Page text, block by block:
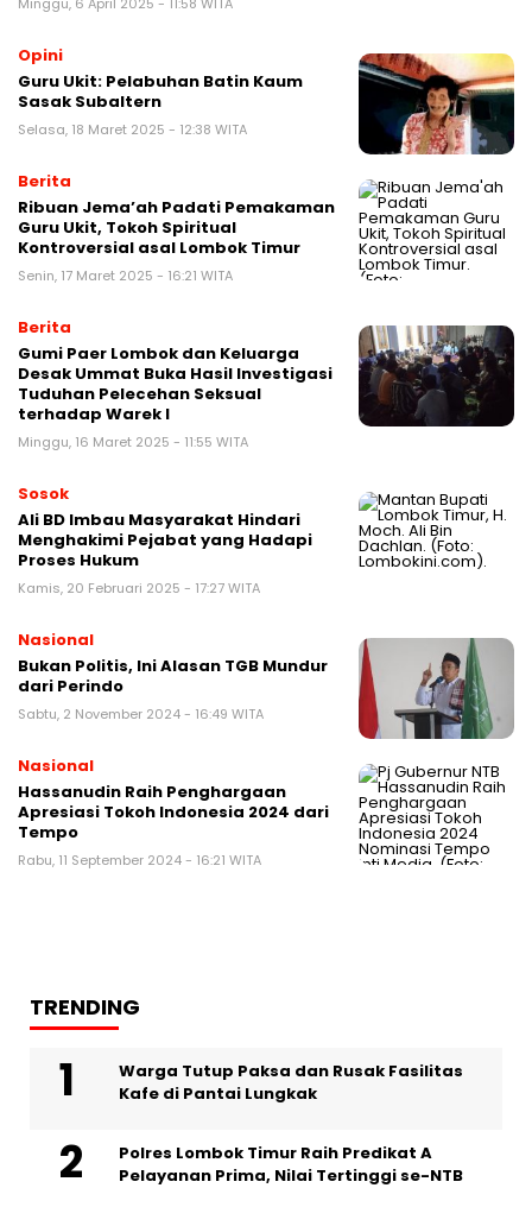
Minggu, 6 April 2025 - 11:58 WITA
Opini
Guru Ukit: Pelabuhan Batin Kaum
Sasak Subaltern
Selasa, 18 Maret 2025 - 12:38 WITA
Berita
Ribuan Jema’ah Padati Pemakaman
Guru Ukit, Tokoh Spiritual
Kontroversial asal Lombok Timur
Senin, 17 Maret 2025 - 16:21 WITA
Berita
Gumi Paer Lombok dan Keluarga
Desak Ummat Buka Hasil Investigasi
Tuduhan Pelecehan Seksual
terhadap Warek I
Minggu, 16 Maret 2025 - 11:55 WITA
Sosok
Ali BD Imbau Masyarakat Hindari
Menghakimi Pejabat yang Hadapi
Proses Hukum
Kamis, 20 Februari 2025 - 17:27 WITA
Nasional
Bukan Politis, Ini Alasan TGB Mundur
dari Perindo
Sabtu, 2 November 2024 - 16:49 WITA
Nasional
Hassanudin Raih Penghargaan
Apresiasi Tokoh Indonesia 2024 dari
Tempo
Rabu, 11 September 2024 - 16:21 WITA
TRENDING
Warga Tutup Paksa dan Rusak Fasilitas
Kafe di Pantai Lungkak
Polres Lombok Timur Raih Predikat A
Pelayanan Prima, Nilai Tertinggi se-NTB